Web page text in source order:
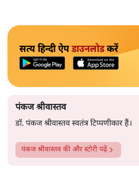
सत्य हिन्दी ऐपडाउनलोडकरें
पंकज श्रीवास्तव
डॉ. पंकज श्रीवास्तव स्वतंत्र टिप्पणीकार हैं।
पंकज श्रीवास्तव की और स्टोरी पढ़ें